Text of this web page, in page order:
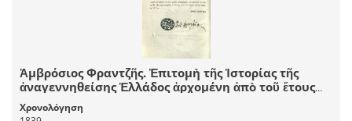
Ἀμβρόσιος Φραντζῆς. Ἐπιτομὴ τῆς Ἱστορίας τῆς
ἀναγεννηθείσης Ἑλλάδος ἀρχομένη ἀπὸ τοῦ ἔτους
1715, καὶ λήγουσα τὸ 1835..., Ἀθήνα, τ. Α´-Β´, ἐκ τῆς
Τυπογραφίας Ἡ Βιτώρια τοῦ Κωνστ. Καστόρχη καὶ
Χρονολόγηση